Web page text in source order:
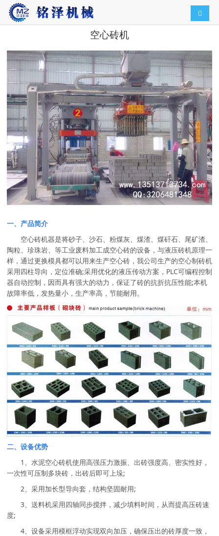
导航
空心砖机
一、产品简介
空心砖机器是将砂子、沙石、粉煤灰、煤渣、煤矸石、尾矿渣、
陶粒、珍珠岩、等工业废料加工成空心砖的设备，与液压砖机原理一
样，通过更换模具都可以用来生产空心砖，我公司生产的空心制砖机
采用四柱导向，定位准确;采用优化的液压传动方案，PLC可编程控制
器自动控制，因而具有强大的动力，保证了砖的抗折抗压性能;本机
故障率低，发热量小，生产率高，节能耐用。
二、设备优势
1、水泥空心砖机使用高强压力激振、出砖强度高、密实性好，
一次性可压制多块砖，出砖后即可上垛;
2、采用加长型导向套，结构坚固耐用;
3、送料机采用四轴同步搅拌，减少填料时间，从而提高压砖速
度;
4、设备采用模框浮动实现双向加压，确保压出的砖厚度一致，